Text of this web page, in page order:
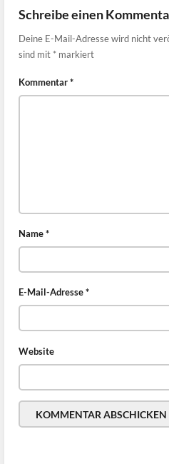
Schreibe einen
Deine E-Mail-Adresse wird nicht
sind mit * markiert
Kommentar*
Name*
E-Mail-Adresse*
Website